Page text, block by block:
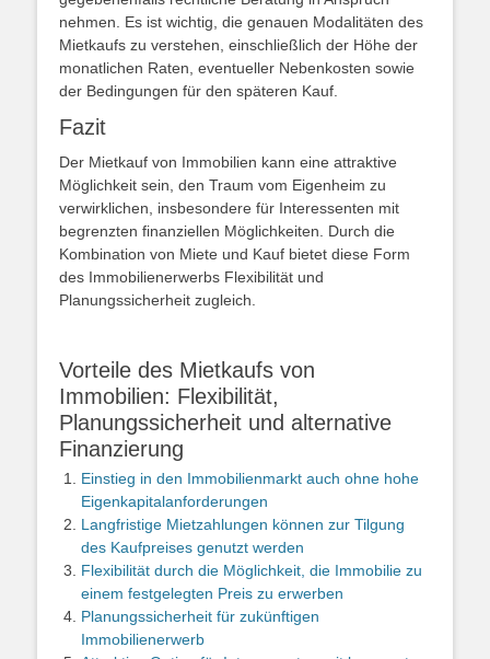
nehmen. Es ist wichtig, die genauen Modalitäten des
Mietkaufs zu verstehen, einschließlich der Höhe der
monatlichen Raten, eventueller Nebenkosten sowie
der Bedingungen für den späteren Kauf.
Fazit
Der Mietkauf von Immobilien kann eine attraktive
Möglichkeit sein, den Traum vom Eigenheim zu
verwirklichen, insbesondere für Interessenten mit
begrenzten finanziellen Möglichkeiten. Durch die
Kombination von Miete und Kauf bietet diese Form
des Immobilienerwerbs Flexibilität und
Planungssicherheit zugleich.
Vorteile des Mietkaufs von
Immobilien: Flexibilität,
Planungssicherheit und alternative
Finanzierung
Einstieg in den Immobilienmarkt auch ohne hohe
Eigenkapitalanforderungen
Langfristige Mietzahlungen können zur Tilgung
des Kaufpreises genutzt werden
Flexibilität durch die Möglichkeit, die Immobilie zu
einem festgelegten Preis zu erwerben
Planungssicherheit für zukünftigen
Immobilienerwerb